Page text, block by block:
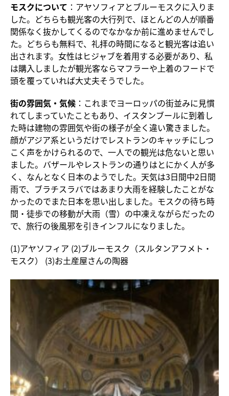
モスクについて ：アヤソフィアとブルーモスクに入りま
した。どちらも観光客の大行列で、ほとんどの人が順番
関係なく抜かしてくるのでなかなか前に進めませんでし
た。どちらも無料で、礼拝の時間になると観光客は追い
出されます。女性はヒジャブを着用する必要があり、私
は購入しましたが観光客ならマフラーや上着のフードで
頭を覆っていれば大丈夫そうでした。
街の雰囲気・気候 ：これまでヨーロッパの街並みに見慣
れてしまっていたこともあり、イスタンブールに到着し
た時は建物の雰囲気や街の様子が全く違い驚きました。
顔がアジア系というだけでレストランのキャッチにしつ
こく声をかけられるので、一人での観光は危ないと思い
ました。バザールやレストランの通りはとにかく人が多
く、なんとなく日本のようでした。天気は3日間中2日間
雨で、ブラチスラバではあまり大雨を経験したことがな
かったのでまた日本を思い出しました。モスクの待ち時
間・徒歩での移動が大雨（雪）の中凍えながらだったの
で、旅行の後風邪を引きインフルになりました。
(1)アヤソフィア (2)ブルーモスク（スルタンアフメト・
モスク） (3)お土産屋さんの陶器